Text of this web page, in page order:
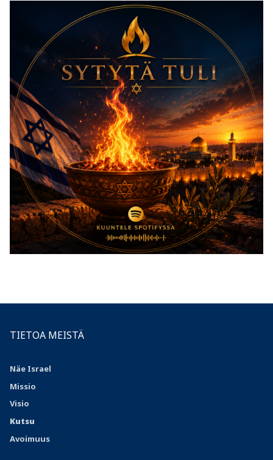
TIETOA MEISTÄ
Näe Israel
Missio
Visio
Kutsu
Avoimuus